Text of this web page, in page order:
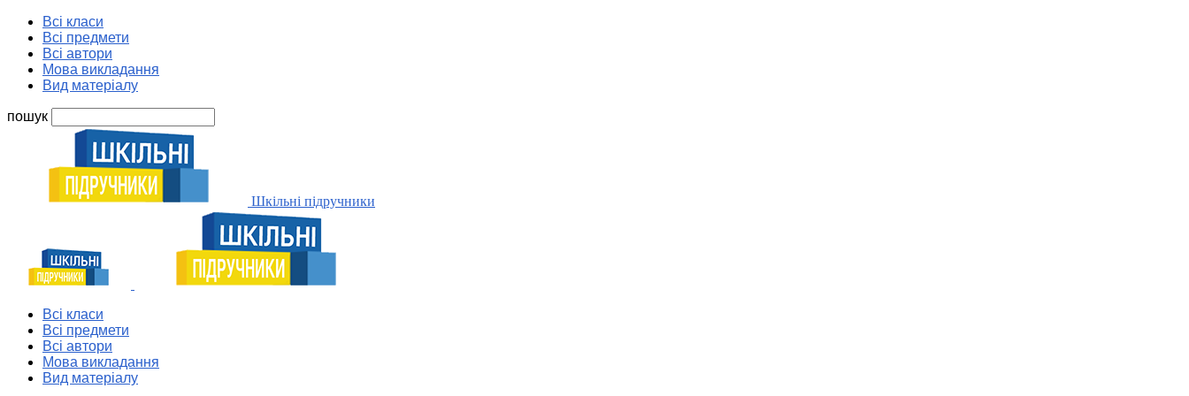
Всі класи
Всі предмети
Всі автори
Мова викладання
Вид матеріалу
пошук
Шкільні підручники
Всі класи
Всі предмети
Всі автори
Мова викладання
Вид матеріалу